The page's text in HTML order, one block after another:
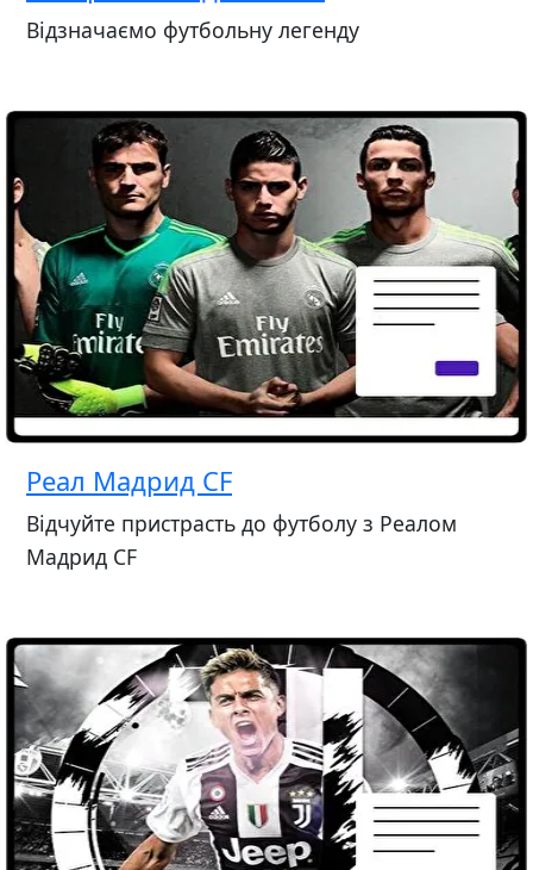
Відзначаємо футбольну легенду
Реал Мадрид CF
Відчуйте пристрасть до футболу з Реалом
Мадрид CF